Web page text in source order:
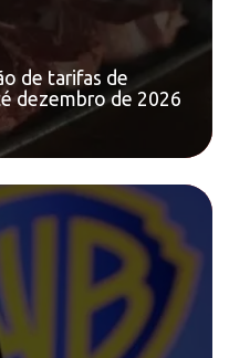
de tarifas de
dezembro de 2026